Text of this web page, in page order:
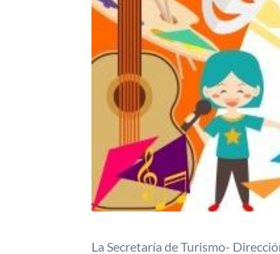
La Secretaría de Turismo-